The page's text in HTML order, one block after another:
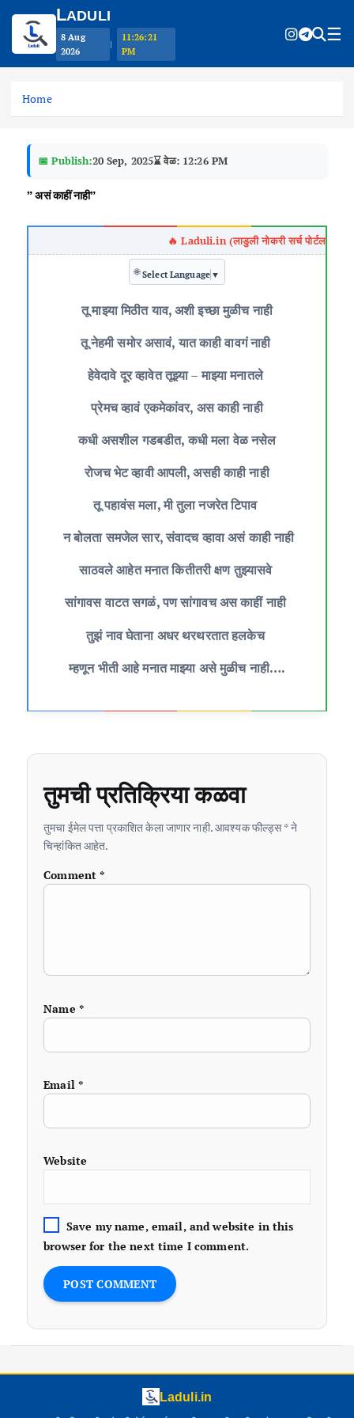
Home
📅 Publish:20 Sep, 2025⌛ वेळ: 12:26 PM
” असं काहीं नाही”
🌐 Select Language ▼
तू माझ्या मिठीत याव, अशी इच्छा मुळीच नाही
तू नेहमी समोर असावं, यात काही वावगं नाही
हेवेदावे दूर व्हावेत तूझ्या – माझ्या मनातले
प्रेमच व्हावं एकमेकांवर, अस काही नाही
कधी असशील गडबडीत, कधी मला वेळ नसेल
रोजच भेट व्हावी आपली, असही काही नाही
तू पहावंस मला, मी तुला नजरेत टिपाव
न बोलता समजेल सार, संवादच व्हावा असं काही नाही
साठवले आहेत मनात कितीतरी क्षण तुझ्यासवे
सांगावस वाटत सगळं, पण सांगावच अस काहीं नाही
तुझं नाव घेताना अधर थरथरतात हलकेच
म्हणून भीती आहे मनात माझ्या असे मुळीच नाही….
तुमची प्रतिक्रिया कळवा
तुमचा ईमेल पत्ता प्रकाशित केला जाणार नाही. आवश्यक फील्ड्स * ने
चिन्हांकित आहेत.
Comment*
Name *
Email *
Website
Save my name, email, and website in this
browser for the next time I comment.
Laduli.in
LADULI
8 Aug
2026
|
11:26:21
PM
☰